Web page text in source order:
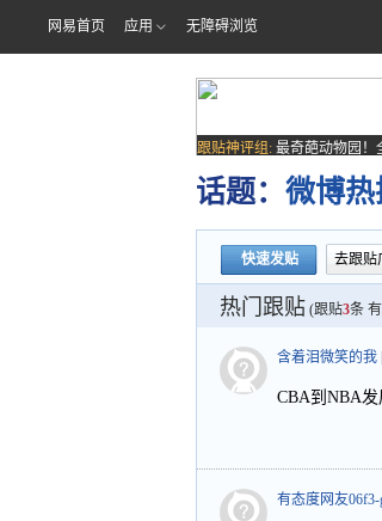
网易首页 应用 无障碍浏览
跟贴神评组: 最奇葩动物园！
场子
话题： 微博
快速发贴 去跟贴
热门跟贴 (跟贴3条 有
含着泪微笑的我
CBA到NBA
有态度网友06f3-